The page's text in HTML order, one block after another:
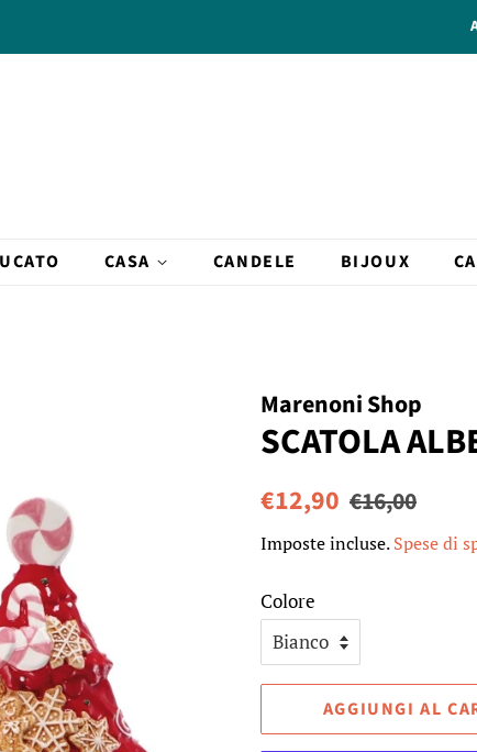
CASA CANDELE BIJOUX
Marenoni Shop
SCATOLA
Prezzo
listino
€12,90 Prezzo
€16,00
Imposte incluse.Spese di
Colore
AGGIUNGI AL